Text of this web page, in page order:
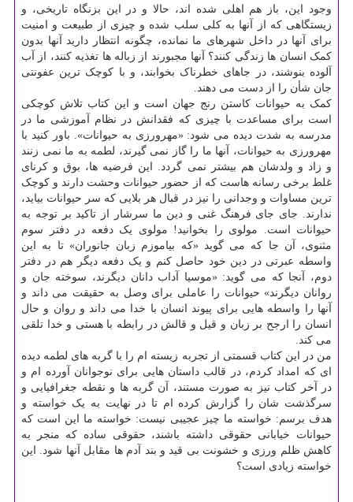
وجود این، باز هم اهلی شده اند، حالا و در این بزنگاه تاریخی، و
زیستگاهی که از آنها به کلی سلب شده و چیزی از طبیعت و امنیت
برای آنها در داخل شهرهای ما نمانده، چگونه انتظار دارید آنها بدون
کمک انسان ها زندگی کنند؟ آنها مجبورند از زباله ها تغذیه کنند، از آب
آلوده بنوشند، در جاهای خطرناک بخوابند، و با کوچک ترین عفونتی
جان شأن را از دست می دهند.
کمک به حیوانات کاستن رنج جهان است و این کتاب تلاش کوچکی
است برای مساعدت با چیزی که فقدانش در نظام آموزشی ما در
مدرسه به شدت دیده می شود: «مهرورزی به حیوانات». باور کنید با
مهرورزی به حیوانات، آنها ما را گاز نمی گیرند، لطمه به ما نمی زنند
و زاد و ولدشان هم بیشتر نمی گردد. این فرضیه ها، بوق و کرنای
غلط برخی رسانه هاست که از حضور حیوانات وحشت دارند و کوچک
ترین مساوات و وجدانی را نیز در قبال هر بلایی که سر حیوانات بیاید،
ندارند. جای جای فرهنگ غنی و دین ما سرشار از تاکید بر توجه به
حیوانات است. مولوی را بخوانید! مولوی یک دفعه در دفتر سوم
مثنوی، آن جا که می گوید «که بیاموزم زبان جانوران» تا به این
واسطه عبرتی در دین خود حاصل کنم و یک دفعه دیگر هم در دفتر
دوم، آنجا که می گوید: «موسیا آداب دانان دیگرند، سوخته جان و
روانان دیگرند» حیوانات را عاملی برای وصل به حقیقت می داند و
آنها را واسطه هایی برای پیوند انسان با خدا می داند و روان و حال
انسان را ارجح بر زبان و قیل و قالش در رابطه با هستی و خدا تلقی
می کند.
من در این کتاب قسمتی از تجربه زیسته ام را با گربه های لطمه دیده
ای که امداد کردم، در قالب داستان هایی برای نوجوانان آورده ام و
در آخر کتاب نیز به صورت مستند، آن گربه ها و نقطه جغرافیایی و
سرگذشت شان را گزارش کرده ام تا در نهایت به یک خواسته و
هدف برسم: خواسته ما چیز عجیبی نیست: خواسته ما این است که
حیوانات خیابانی حقوقی داشته باشند، حقوقی ساده که منجر به
کاهش ظلم ورزی و خشونت بی قید و بند آدم ها مقابل آنها شود. این
خواسته زیادی است؟